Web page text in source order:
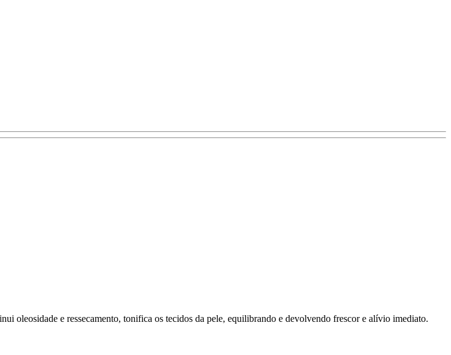
oleosidade e ressecamento, tonifica os tecidos da pele, equilibrando e devolvendo frescor e alívio imediato.